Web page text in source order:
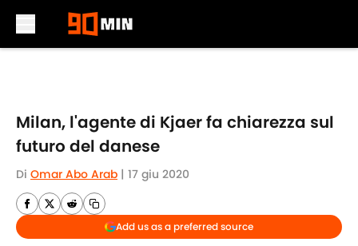
Milan, l'agente di Kjaer fa chiarezza sul
futuro del danese
Di Omar Abo Arab | 17 giu 2020
Add us as a preferred source